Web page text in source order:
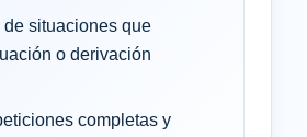
situaciones que
o derivación
completas y